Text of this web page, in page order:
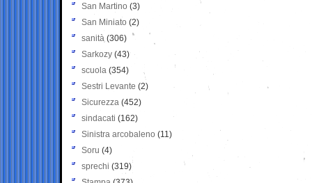
San Martino (3)
San Miniato (2)
sanità (306)
Sarkozy (43)
scuola (354)
Sestri Levante (2)
Sicurezza (452)
sindacati (162)
Sinistra arcobaleno (11)
Soru (4)
sprechi (319)